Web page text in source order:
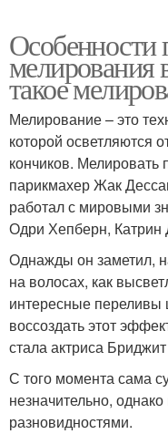
Особенности
мелирования
такое
Мелирование – это
которой осветляются
кончиков.
парикмахер Жак
работал с мировыми
Одри Хепберн, Катрин
Однажды он заметил,
на волосах, как
интересные переливы
воссоздать этот
стала актриса
С того момента сама
незначительно,
разновидностями.